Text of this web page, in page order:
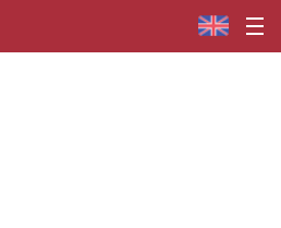
Home